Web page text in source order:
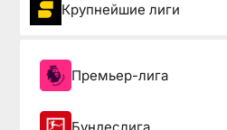
Крупнейшие лиги
Премьер-лига